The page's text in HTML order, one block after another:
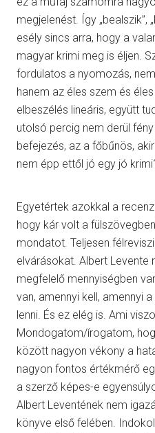
megjelenést. Így „bealszik”,
esély sincs arra, hogy a
magyar krimi meg is éljen.
fordulatos a nyomozás,
hanem az éles szem és
elbeszélés lineáris, együtt
utolsó percig nem derül
befejezés, az a főbűnös,
nem épp ettől jó egy jó
Egyetértek azokkal a
hogy kár volt a
mondatot. Teljesen
elvárásokat. Albert Levente
megfelelő mennyiségben
van, amennyi kell, amennyi
lenni. És ez elég is. Ami
Mondogatom/írogatom,
között nagyon vékony a
nagyon fontos értékmérő
a szerző képes-e
Albert Leventének nem
könyve első felében.